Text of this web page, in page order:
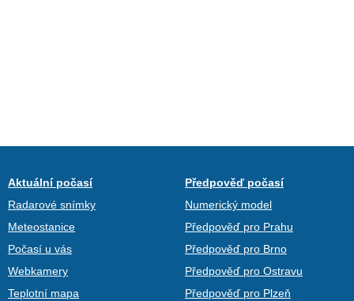
Aktuální počasí
Radarové snímky
Meteostanice
Počasí u vás
Webkamery
Teplotní mapa
Předpověď počasí
Numerický model
Předpověď pro Prahu
Předpověď pro Brno
Předpověď pro Ostravu
Předpověď pro Plzeň